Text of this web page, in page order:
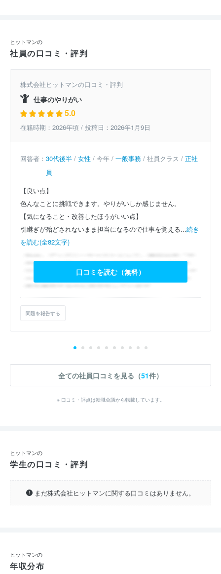
ヒットマンの
社員の口コミ・評判
株式会社ヒットマンの口コミ・評判
仕事のやりがい
5.0
在籍時期：2026年頃 / 投稿日：2026年1月9日
回答者： 30代後半 / 女性 / 今年 / 一般事務 / 社員クラス / 正社
員
【良い点】
色んなことに挑戦できます。やりがいしか感じません。
【気になること・改善したほうがいい点】
引継ぎが殆どされないまま担当になるので仕事を覚える...続き
を読む(全82文字)
口コミを読む（無料）
問題を報告する
全ての社員口コミを見る（51件）
※ 口コミ・評点は転職会議から転載しています。
ヒットマンの
学生の口コミ・評判
まだ株式会社ヒットマンに関する口コミはありません。
ヒットマンの
年収分布